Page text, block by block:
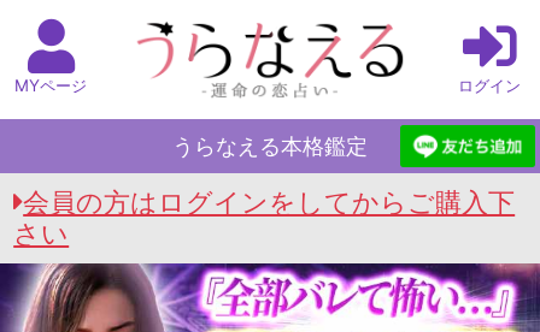
MYページ ログイン
うらなえる本格鑑定
会員の方はログインをしてからご購入下